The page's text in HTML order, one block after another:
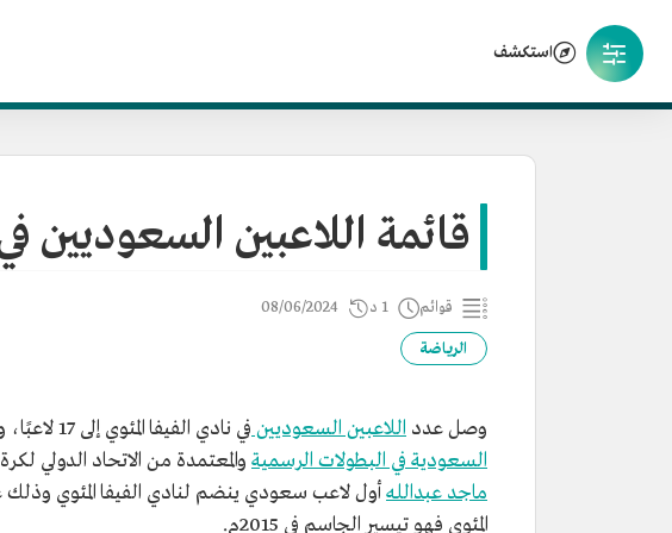
استكشف
قائمة اللاعبين السعوديين
قوائم 1 د 08/06/2024
الرياضة
وصل عدد اللاعبين السعوديين في نادي الفيفا المئوي إلى 17 لاعبًا، ويقصد بهم اللاعبون الذين استطاعوا
السعودية في البطولات الرسمية والمعتمدة من الاتحاد الدولي لكرة القدم
ماجد عبدالله
المئوي فهو تيسير الجاسم في 2015م.